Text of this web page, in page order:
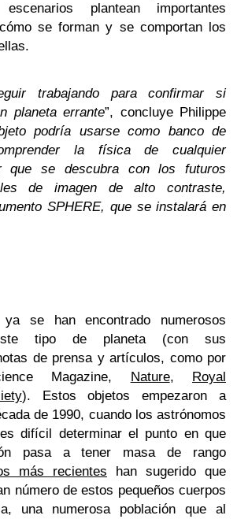
plantean importantes
se forman y se comportan los
trabajando para confirmar si
planeta errante”, concluye Philippe
podría usarse como banco de
la física de cualquier
que se descubra con los futuros
de imagen de alto contraste,
SPHERE, que se instalará en
ya se han encontrado numerosos
tipo de planeta (con sus
de prensa y artículos, como por
Magazine,
Nature,
Royal
). Estos objetos empezaron a
de 1990, cuando los astrónomos
difícil determinar el punto en que
pasa a tener masa de rango
más recientes han sugerido que
número de estos pequeños cuerpos
una numerosa población que al